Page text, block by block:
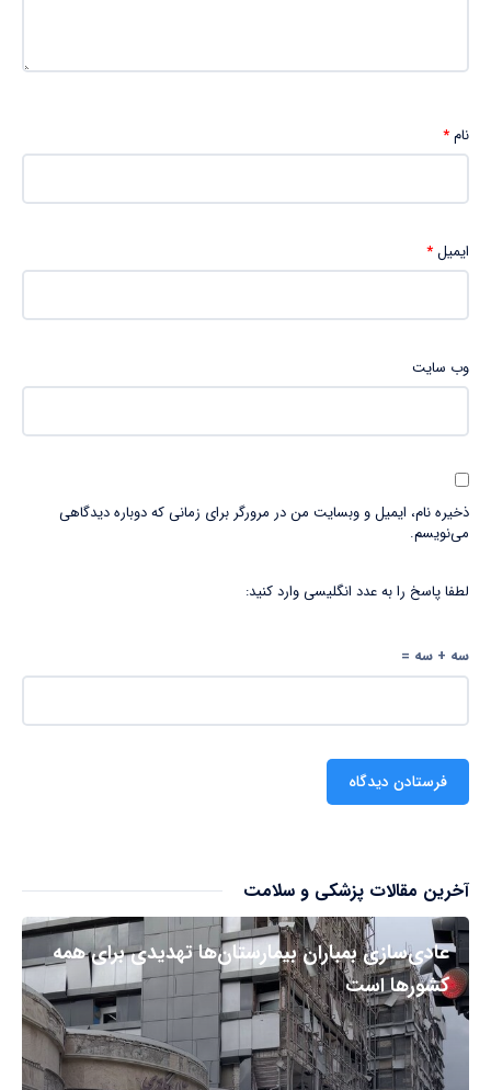
نام*
ایمیل*
وب‌ سایت
ذخیره نام، ایمیل و وبسایت من در مرورگر برای زمانی که دوباره دیدگاهی
می‌نویسم.
لطفا پاسخ را به عدد انگلیسی وارد کنید:
سه + سه =
آخرین مقالات پزشکی و سلامت
عادی‌سازی بمباران بیمارستان‌ها تهدیدی برای همه
کشورها است